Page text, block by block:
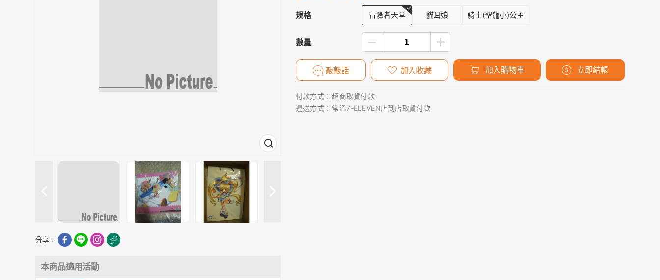
分享 :
本商品適用活動
規格 冒險者天堂 貓耳娘 騎士(聖龍小)公主
數量
敲敲話 加入收藏 加入購物車 立即結帳
付款方式： 超商取貨付款
運送方式： 常溫7-ELEVEN店到店取貨付款